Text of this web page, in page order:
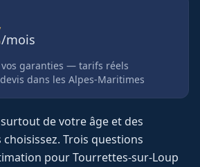
/mois
garanties — tarifs réels
dans les Alpes-Maritimes
de votre âge et des
Trois questions
pourTourrettes-sur-Loup